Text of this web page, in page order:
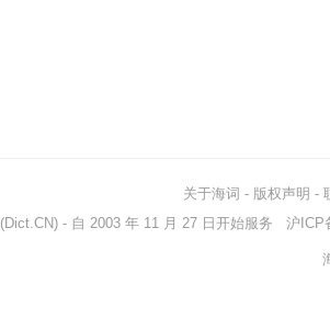
关于海词 - 版权声明 -
(Dict.CN) - 自 2003 年 11 月 27 日开始服务 沪ICP